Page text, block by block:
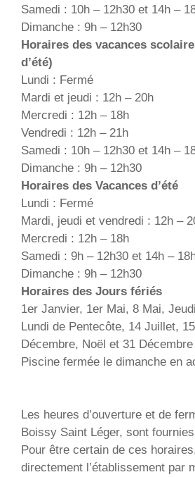
Samedi : 10h – 12h30 et 14h –
Dimanche : 9h – 12h30
Horaires des vacances
d’été)
Lundi : Fermé
Mardi et jeudi : 12h – 20h
Mercredi : 12h – 18h
Vendredi : 12h – 21h
Samedi : 10h – 12h30 et 14h –
Dimanche : 9h – 12h30
Horaires des Vacances d’été
Lundi : Fermé
Mardi, jeudi et vendredi : 12h –
Mercredi : 12h – 18h
Samedi : 9h – 12h30 et 14h –
Dimanche : 9h – 12h30
Horaires des Jours fériés
1er Janvier, 1er Mai, 8 Mai,
Lundi de Pentecôte, 14 Juillet,
Décembre, Noël et 31
Piscine fermée le dimanche en
Les heures d’ouverture et de
Boissy Saint Léger, sont
Pour être certain de ces
directement l’établissement par